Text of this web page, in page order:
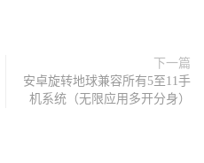
下一篇
安卓旋转地球兼容所有5至11手
机系统（无限应用多开分身）